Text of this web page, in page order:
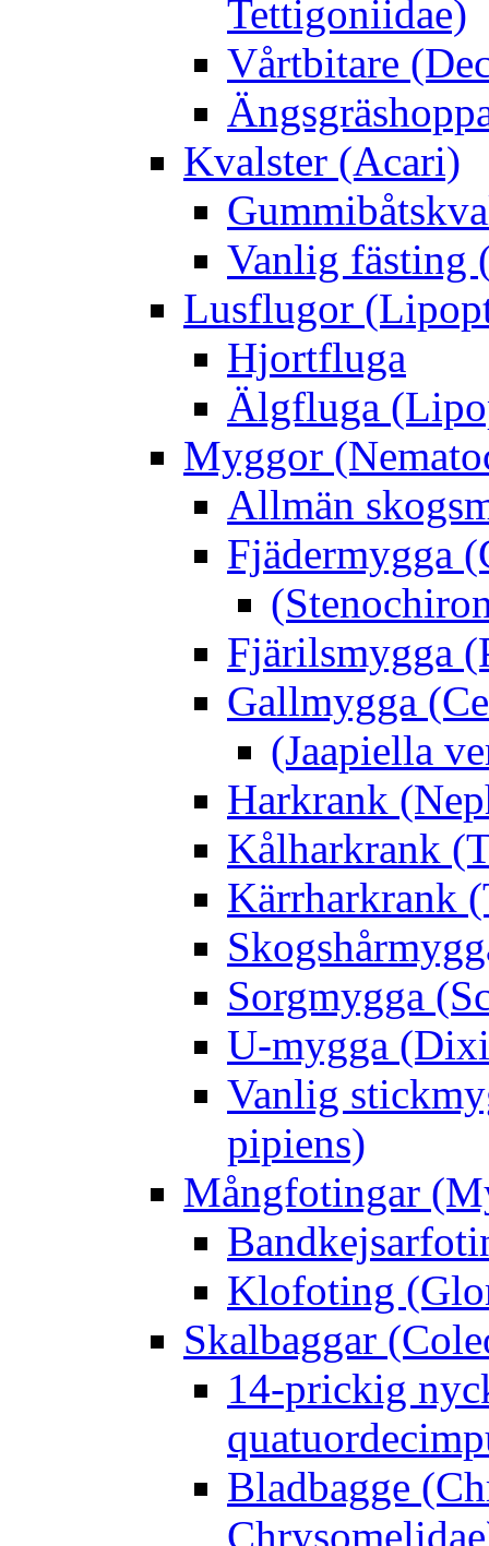
Tettigoniidae)
Vårtbitare
Kvalster (Acari)
Vanlig fästing
Lusflugor
Hjortfluga
Älgfluga
Myggor
Allmän
Fjädermygga
Fjärilsmygga
Gallmygga
(Jaapiella
Harkrank
Kålharkrank
Kärrharkrank
Sorgmygga
U-mygga
Vanlig
pipiens)
Mångfotingar
Klofoting
Skalbaggar
14-prickig
Bladbagge